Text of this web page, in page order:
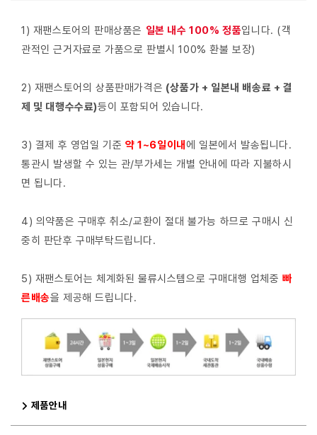
1) 재팬스토어의 판매상품은 일본 내수 100% 정품입니다. (객
관적인 근거자료로 가품으로 판별시 100% 환불 보장)
2) 재팬스토어의 상품판매가격은 (상품가 + 일본내 배송료 + 결
제 및 대행수수료)등이 포함되어 있습니다.
3) 결제 후 영업일 기준 약 1~6일이내 에 일본에서 발송됩니다.
통관시 발생할 수 있는 관/부가세는 개별 안내에 따라 지불하시
면 됩니다.
4) 의약품은 구매후 취소/교환이 절대 불가능 하므로 구매시 신
중히 판단후 구매부탁드립니다.
5) 재팬스토어는 체계화된 물류시스템으로 구매대행 업체중빠
른배송을 제공해 드립니다.
제품안내